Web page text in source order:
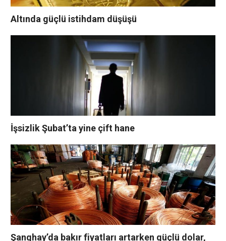
Altında güçlü istihdam düşüşü
İşsizlik Şubat’ta yine çift hane
Şanghay’da bakır fiyatları artarken güçlü dolar,